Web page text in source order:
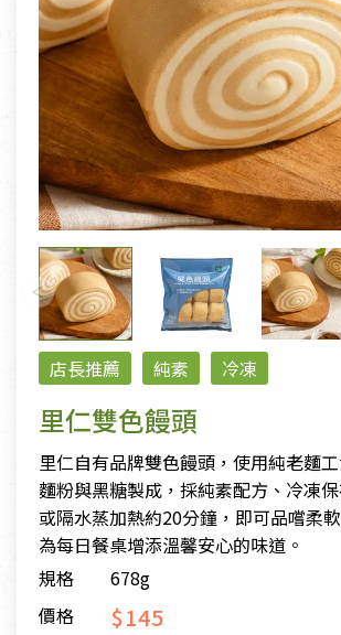
店長推薦 純素 冷凍
里仁雙色饅頭
里仁自有品牌雙色饅頭，使用純老麵
麵粉與黑糖製成，採純素配方、冷凍
或隔水蒸加熱約20分鐘，即可品嚐柔
為每日餐桌增添溫馨安心的味道。
規格
678g
價格
$145